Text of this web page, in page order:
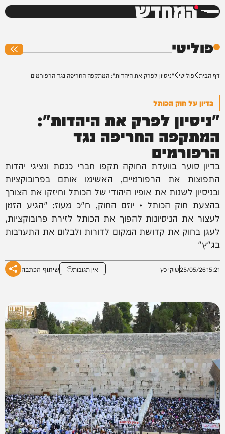
המחדש
פוליטי
דף הבית פוליטי "ניסיון לפרק את היהדות": המתקפה החריפה נגד הרפורמים
בדיון על חוק הכותל
"ניסיון לפרק את היהדות":
המתקפה החריפה נגד
הרפורמים
בדיון סוער בוועדת החוקה תקפו חברי כנסת ונציגי יהדות
התפוצות את הרפורמיים, האשימו אותם בפרובוקציות
ובניסיון לשנות את אופיו היהודי של הכותל וחיזקו את הצורך
בהצעת חוק הכותל • יוזם החוק, ח"כ מעוז: "הגיע הזמן
לעצור את הניסיונות להפוך את הכותל לזירת פרובוקציות,
לעגן בחוק את קדושת המקום לדורות ולבלום את התערבות
בג"ץ"
15:21
25/05/26שוקי כץ אין תגובות שיתוף הכתבה